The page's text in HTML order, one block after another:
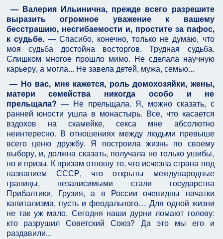
— Валерия Ильинична, прежде всего разрешите
выразить огромное уважение к вашему
бесстрашию, несгибаемости и, простите за пафос,
к судьбе.— Спасибо, конечно, только не думаю, что
моя судьба достойна восторгов. Трудная судьба.
Слишком многое прошло мимо. Не сделала научную
карьеру, а могла... Не завела детей, мужа, семью...
— Но вас, мне кажется, роль домохозяйки, жены,
матери семейства никогда особо и не
прельщала? — Не прельщала. Я, можно сказать, с
ранней юности ушла в монастырь. Все, что касается
вздохов на скамейке, секса мне абсолютно
неинтересно. В отношениях между людьми превыше
всего ценю дружбу. Я построила жизнь по своему
выбору, и, должна сказать, получала не только ушибы,
но и призы. К призам отношу то, что исчезла страна под
названием СССР, что открыты международные
границы, независимыми стали государства
Прибалтики, Грузия, а в России очевидны начатки
капитализма, пусть и феодального… Для одной жизни
не так уж мало. Сегодня наши дурни ломают голову:
кто разрушил Советский Союз? Да это мы его и
раздавили...